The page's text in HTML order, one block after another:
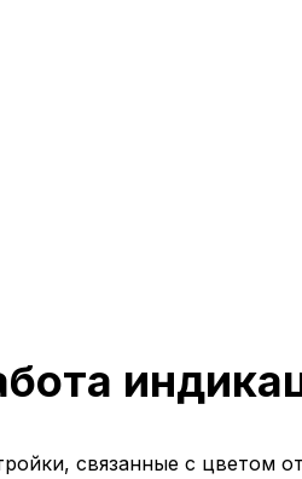
связанные с цветом